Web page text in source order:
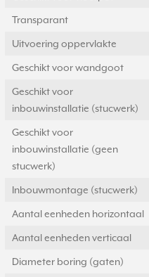
Transparant
Uitvoering oppervlakte
Geschikt voor wandgoot
Geschikt voor
inbouwinstallatie (stucwerk)
Geschikt voor
inbouwinstallatie (geen
stucwerk)
Inbouwmontage (stucwerk)
Aantal eenheden horizontaal
Aantal eenheden verticaal
Diameter boring (gaten)